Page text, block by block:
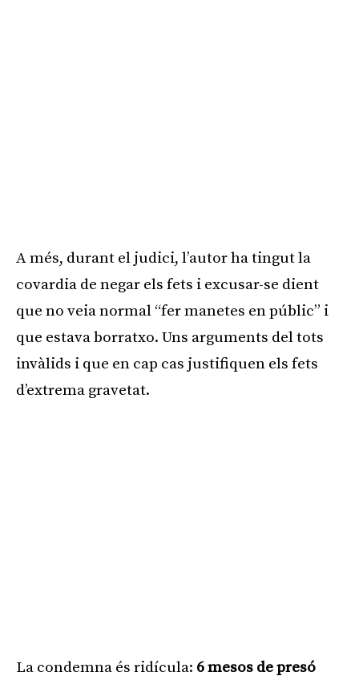
A més, durant el judici, l’autor ha tingut la
covardia de negar els fets i excusar-se dient
que no veia normal “fer manetes en públic” i
que estava borratxo. Uns arguments del tots
invàlids i que en cap cas justifiquen els fets
d’extrema gravetat.
La condemna és ridícula: 6 mesos de presó